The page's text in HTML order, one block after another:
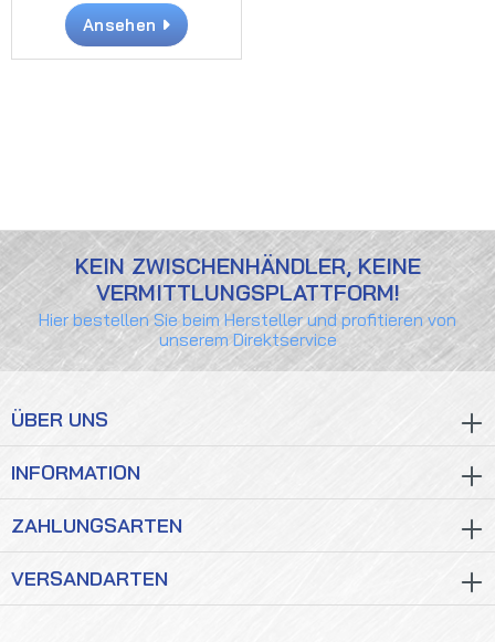
Ansehen
KEIN ZWISCHENHÄNDLER, KEINE
VERMITTLUNGSPLATTFORM!
Hier bestellen Sie beim Hersteller und profitieren von
unserem Direktservice
ÜBER UNS
INFORMATION
ZAHLUNGSARTEN
VERSANDARTEN